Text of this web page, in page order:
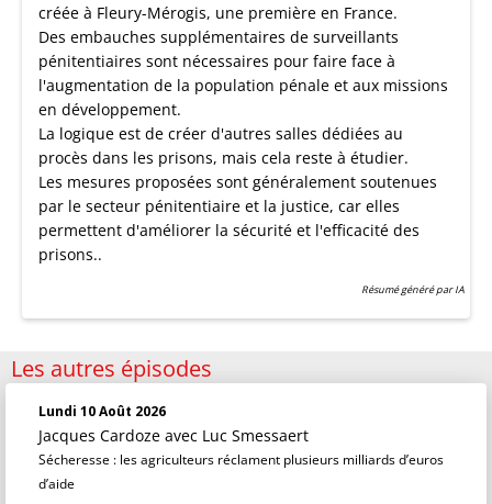
créée à Fleury-Mérogis, une première en France.
Des embauches supplémentaires de surveillants
pénitentiaires sont nécessaires pour faire face à
l'augmentation de la population pénale et aux missions
en développement.
La logique est de créer d'autres salles dédiées au
procès dans les prisons, mais cela reste à étudier.
Les mesures proposées sont généralement soutenues
par le secteur pénitentiaire et la justice, car elles
permettent d'améliorer la sécurité et l'efficacité des
prisons..
Résumé généré par IA
Les autres épisodes
Lundi 10 Août 2026
Jacques Cardoze avec Luc Smessaert
Sécheresse : les agriculteurs réclament plusieurs milliards d’euros
d’aide